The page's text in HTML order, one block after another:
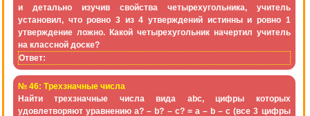
и детально изучив свойства четырехугольника, учитель
установил, что ровно 3 из 4 утверждений истинны и ровно 1
утверждение ложно. Какой четырехугольник начертил учитель
на классной доске?
Ответ:
№ 46: Трехзначные числа
Найти трехзначные числа вида аbс, цифры которых
удовлетворяют уравнению a? – b? – с? = а – b – с (все 3 цифры